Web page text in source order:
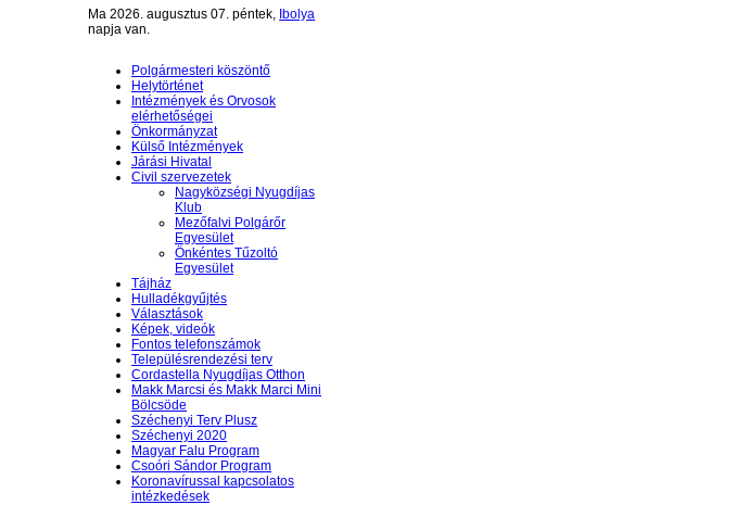
Ma 2026. augusztus 07. péntek, Ibolya
napja van.
Polgármesteri köszöntő
Helytörténet
Intézmények és Orvosok
elérhetőségei
Önkormányzat
Külső Intézmények
Járási Hivatal
Civil szervezetek
Nagyközségi Nyugdíjas
Klub
Mezőfalvi Polgárőr
Egyesület
Önkéntes Tűzoltó
Egyesület
Tájház
Hulladékgyűjtés
Választások
Képek, videók
Fontos telefonszámok
Településrendezési terv
Cordastella Nyugdíjas Otthon
Makk Marcsi és Makk Marci Mini
Bölcsöde
Széchenyi Terv Plusz
Széchenyi 2020
Magyar Falu Program
Csoóri Sándor Program
Koronavírussal kapcsolatos
intézkedések